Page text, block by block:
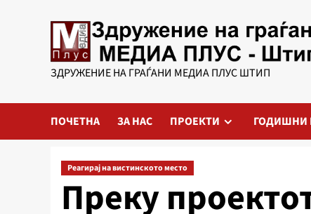
ЗДРУЖЕНИЕ НА ГРАЃАНИ МЕДИА ПЛУС ШТИП
ПОЧЕТНА ЗА НАС ПРОЕКТИ ГОДИШНИ
Реагирај на вистинското место
Преку